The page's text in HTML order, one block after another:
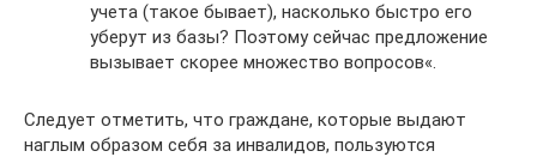
учета (такое бывает), насколько быстро его
уберут из базы? Поэтому сейчас предложение
вызывает скорее множество вопросов«.
Следует отметить, что граждане, которые выдают
наглым образом себя за инвалидов, пользуются